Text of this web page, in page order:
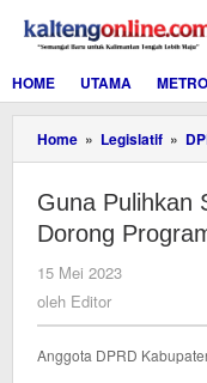
konten
HOME
UTAMA
Home » Legislatif »
Guna Pulihkan
Dorong
15 Mei 2023
oleh Editor
Anggota DPRD